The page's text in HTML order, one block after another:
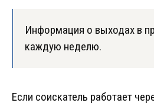
Информация о выходах в
каждую неделю.
Если соискатель работает